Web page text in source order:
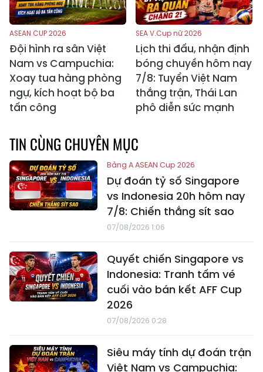
ASEAN CUP 2026
Đội hình ra sân Việt
Nam vs Campuchia:
Xoay tua hàng phòng
ngự, kích hoạt bộ ba
tấn công
SEA V.Cup nữ 2026
Lịch thi đấu, nhận định
bóng chuyền hôm nay
7/8: Tuyển Việt Nam
thắng trận, Thái Lan
phô diễn sức mạnh
TIN CÙNG CHUYÊN MỤC
Bảng A ASEAN Cup 2026
Dự đoán tỷ số Singapore
vs Indonesia 20h hôm nay
7/8: Chiến thắng sít sao
07/08/2026 1:06
Quyết chiến Singapore vs
Indonesia: Tranh tấm vé
cuối vào bán kết AFF Cup
2026
07/08/2026 0:28
Siêu máy tính dự đoán trận
Việt Nam vs Campuchia: